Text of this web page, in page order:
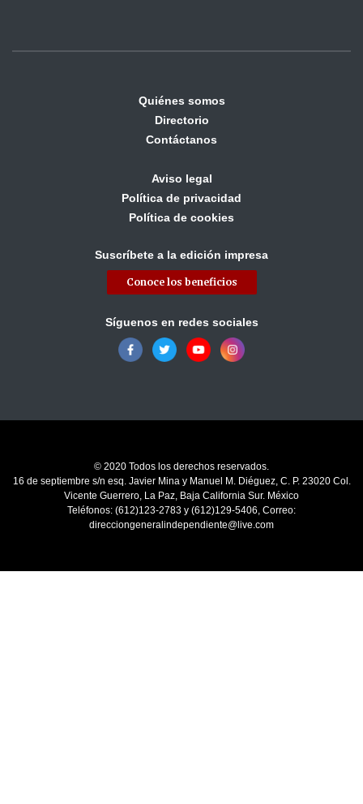
Quiénes somos
Directorio
Contáctanos
Aviso legal
Política de privacidad
Política de cookies
Suscríbete a la edición impresa
Conoce los beneficios
Síguenos en redes sociales
© 2020 Todos los derechos reservados.
16 de septiembre s/n esq. Javier Mina y Manuel M. Diéguez, C. P. 23020 Col.
Vicente Guerrero, La Paz, Baja California Sur. México
Teléfonos: (612)123-2783 y (612)129-5406, Correo:
direcciongeneralindependiente@live.com